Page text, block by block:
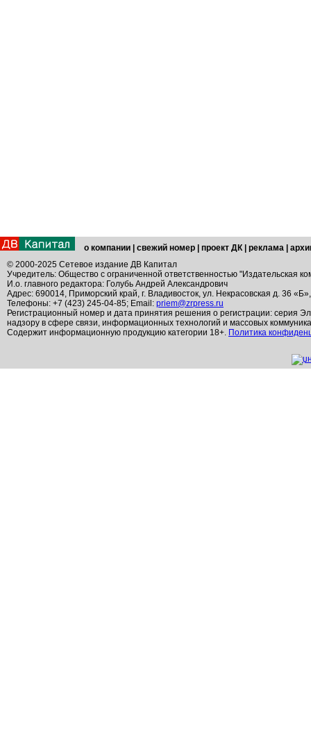
о компании свежий номер проект ДК реклама
© 2000-2025 Сетевое издание ДВ Капитал
Учредитель: Общество с ограниченной ответственностью "Издательская
И.о. главного редактора: Голубь Андрей Александрович
Адрес: 690014, Приморский край, г. Владивосток, ул. Некрасовская д. 36
Телефоны: +7 (423) 245-04-85; Email: priem@zrpress.ru
Регистрационный номер и дата принятия решения о регистрации: серия
надзору в сфере связи, информационных технологий и массовых
Содержит информационную продукцию категории 18+. Политика